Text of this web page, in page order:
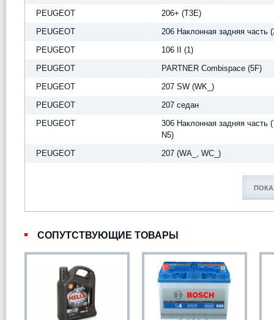
PEUGEOT
206+ (T3E)
PEUGEOT
206 Наклонная задняя часть
PEUGEOT
106 II (1)
PEUGEOT
PARTNER Combispace (5F)
PEUGEOT
207 SW (WK_)
PEUGEOT
207 седан
PEUGEOT
306 Наклонная задняя часть
N5)
PEUGEOT
207 (WA_, WC_)
СОПУТСТВУЮЩИЕ ТОВАРЫ